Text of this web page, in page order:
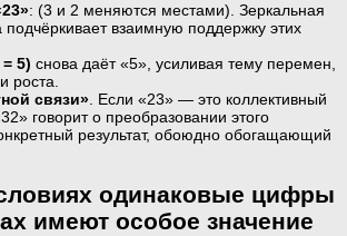
: (3 и 2 меняются местами). Зеркальная
подчёркивает взаимную поддержку этих
5) снова даёт «5», усиливая тему перемен,
роста.
связи». Если «23» — это коллективный
говорит о преобразовании этого
результат, обоюдно обогащающий
одинаковые цифры
имеют особое значение